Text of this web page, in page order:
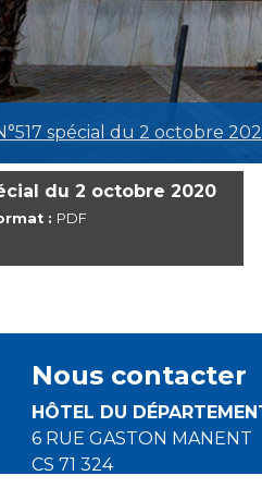
spécial du 2 octobre
du 2 octobre 2020
: PDF
Nous contacter
HÔTEL DU
6 RUE GASTON MANENT
CS 71 324